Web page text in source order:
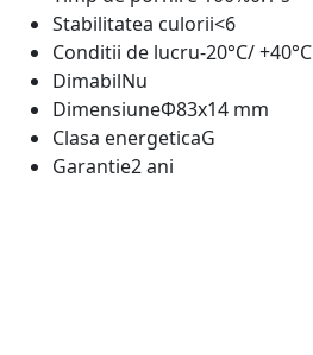
Stabilitatea culorii<6
Conditii de lucru-20°C/ +40°C
DimabilNu
DimensiuneФ83x14 mm
Clasa energeticaG
Garantie2 ani